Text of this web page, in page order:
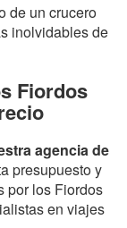
de un crucero
inolvidables de
Fiordos
agencia de
presupuesto y
por los Fiordos
en viajes